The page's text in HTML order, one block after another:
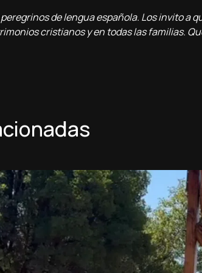
de lengua española. Los invito a
cristianos y en todas las familias.